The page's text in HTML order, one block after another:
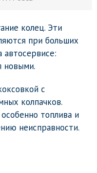
колец. Эти
при больших
автосервисе:
новыми.
с
колпачков.
топлива и
неисправности.